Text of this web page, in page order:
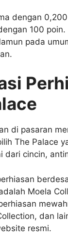
dengan
100
pada
di pasaran
The Palace
dari cincin,
Moela
dan
resmi.